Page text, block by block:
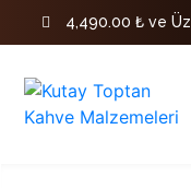
4,490.00 ₺ ve